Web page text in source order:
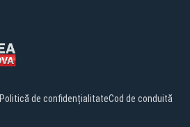
Politică de confidențialitateCod de conduită